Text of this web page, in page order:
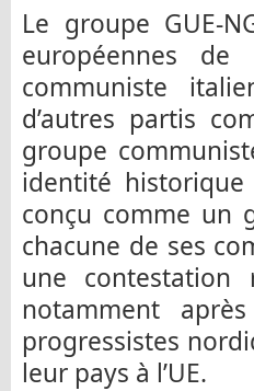
Le groupe GUE-
européennes
communiste
d’autres partis
groupe
identité historique
conçu comme un
chacune de ses
une contestation
notamment
progressistes
leur pays à l’UE.